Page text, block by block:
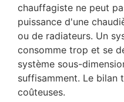
chauffagiste ne peut
puissance d'une
ou de radiateurs. Un
consomme trop et se
système sous-
suffisamment. Le bilan
coûteuses.